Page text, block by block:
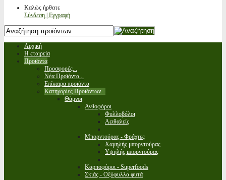
Καλώς ήρθατε
Σύνδεση | Εγγραφή
Αρχική
Η εταιρεία
Προϊόντα
Προσφορές...
Νέα Προϊόντα...
Επίκαιρα προϊόντα
Κατηγορίες Προϊόντων...
Θάμνοι
Ανθοφόροι
Φυλλοβόλοι
Αειθαλείς
Μπορντούρας - Φράχτες
Χαμηλής μπορντούρας
Υψηλής μπορντούρας
Καρποφόροι - Superfoods
Σκιάς - Οξύφυλλα φυτά